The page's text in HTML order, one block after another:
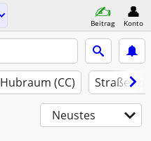
Beitrag Konto
Hubraum (CC)
Neustes